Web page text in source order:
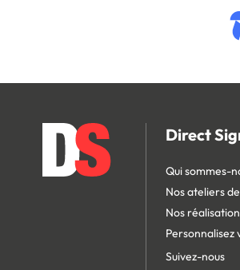
Direct
Qui sommes-
Nos ateliers
Nos
Suivez-nous